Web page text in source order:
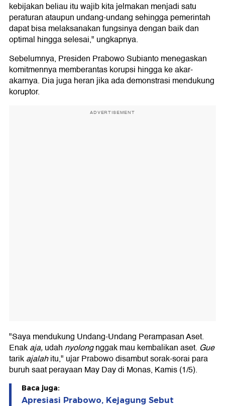
kebijakan beliau itu wajib kita jelmakan menjadi satu
peraturan ataupun undang-undang sehingga pemerintah
dapat bisa melaksanakan fungsinya dengan baik dan
optimal hingga selesai," ungkapnya.
Sebelumnya, Presiden Prabowo Subianto menegaskan
komitmennya memberantas korupsi hingga ke akar-
akarnya. Dia juga heran jika ada demonstrasi mendukung
koruptor.
ADVERTISEMENT
"Saya mendukung Undang-Undang Perampasan Aset.
Enakaja,udah nyolongnggak mau kembalikan aset. Gue
tarikajalahitu," ujar Prabowo disambut sorak-sorai para
buruh saat perayaan May Day di Monas, Kamis (1/5).
Baca juga:
Apresiasi Prabowo, Kejagung Sebut